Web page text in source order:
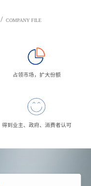
/ COMPANY FILE
占领市场，扩大份额
得到业主、政府、消费者认可